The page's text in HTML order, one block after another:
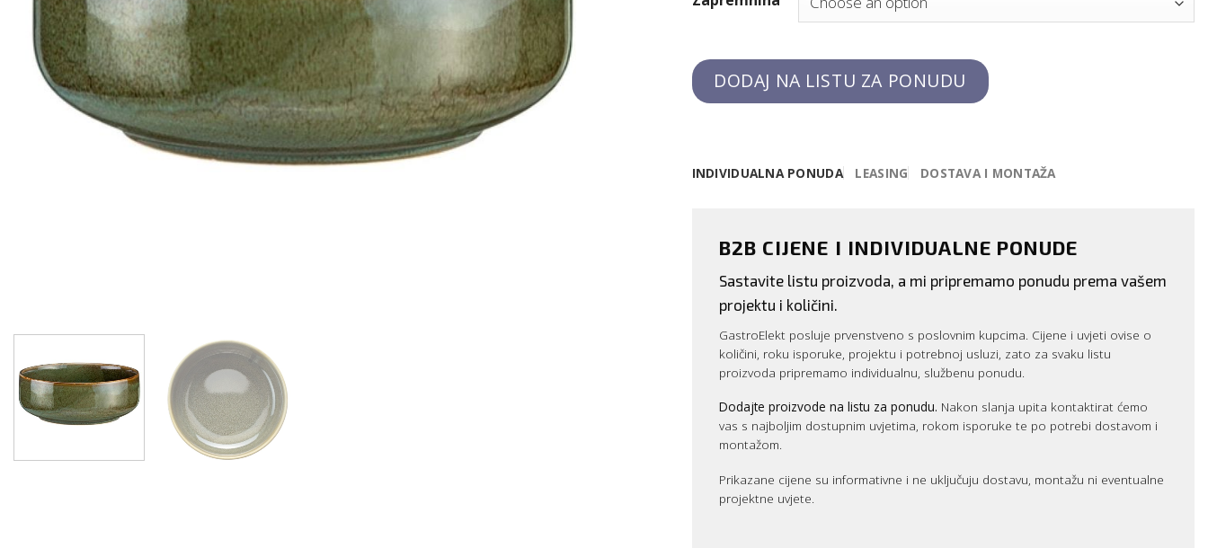
DODAJ NA LISTU ZA PONUDU
INDIVIDUALNA PONUDA LEASING DOSTAVA I MONTAŽA
B2B CIJENE I INDIVIDUALNE PONUDE
Sastavite listu proizvoda, a mi pripremamo ponudu prema vašem
projektu i količini.
GastroElekt posluje prvenstveno s poslovnim kupcima. Cijene i uvjeti ovise o
količini, roku isporuke, projektu i potrebnoj usluzi, zato za svaku listu
proizvoda pripremamo individualnu, službenu ponudu.
Dodajte proizvode na listu za ponudu. Nakon slanja upita kontaktirat ćemo
vas s najboljim dostupnim uvjetima, rokom isporuke te po potrebi dostavom i
montažom.
Prikazane cijene su informativne i ne uključuju dostavu, montažu ni eventualne
projektne uvjete.